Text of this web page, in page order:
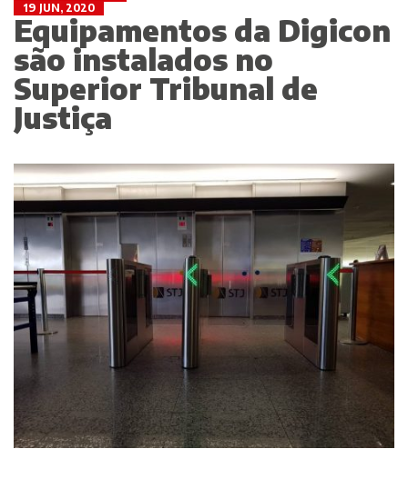
19 JUN, 2020
Equipamentos da Digicon
são instalados no
Superior Tribunal de
Justiça